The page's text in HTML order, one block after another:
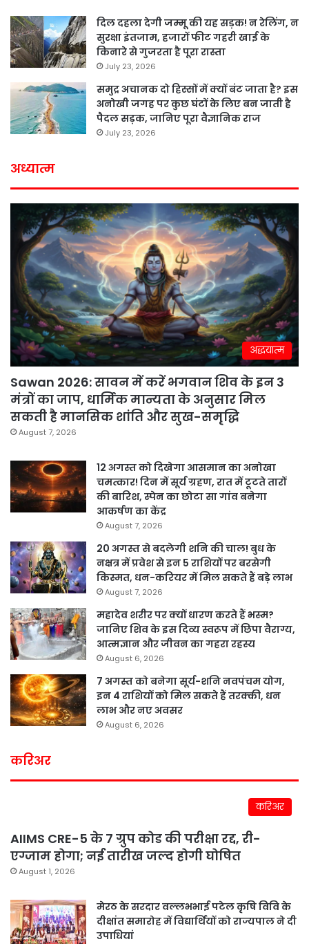
दिल दहला देगी जम्मू की यह सड़क! न रेलिंग, न
सुरक्षा इंतजाम, हजारों फीट गहरी खाई के
किनारे से गुजरता है पूरा रास्ता
July 23, 2026
समुद्र अचानक दो हिस्सों में क्यों बंट जाता है? इस
अनोखी जगह पर कुछ घंटों के लिए बन जाती है
पैदल सड़क, जानिए पूरा वैज्ञानिक राज
July 23, 2026
अध्यात्म
अद्धयात्म
Sawan 2026: सावन में करें भगवान शिव के इन 3
मंत्रों का जाप, धार्मिक मान्यता के अनुसार मिल
सकती है मानसिक शांति और सुख-समृद्धि
August 7, 2026
12 अगस्त को दिखेगा आसमान का अनोखा
चमत्कार! दिन में सूर्य ग्रहण, रात में टूटते तारों
की बारिश, स्पेन का छोटा सा गांव बनेगा
आकर्षण का केंद्र
August 7, 2026
20 अगस्त से बदलेगी शनि की चाल! बुध के
नक्षत्र में प्रवेश से इन 5 राशियों पर बरसेगी
किस्मत, धन-करियर में मिल सकते हैं बड़े लाभ
August 7, 2026
महादेव शरीर पर क्यों धारण करते हैं भस्म?
जानिए शिव के इस दिव्य स्वरूप में छिपा वैराग्य,
आत्मज्ञान और जीवन का गहरा रहस्य
August 6, 2026
7 अगस्त को बनेगा सूर्य-शनि नवपंचम योग,
इन 4 राशियों को मिल सकते हैं तरक्की, धन
लाभ और नए अवसर
August 6, 2026
करिअर
करिअर
AIIMS CRE-5 के 7 ग्रुप कोड की परीक्षा रद्द, री-
एग्जाम होगा; नई तारीख जल्द होगी घोषित
August 1, 2026
मेरठ के सरदार वल्लभभाई पटेल कृषि विवि के
दीक्षांत समारोह में विद्यार्थियों को राज्यपाल ने दी
उपाधियां